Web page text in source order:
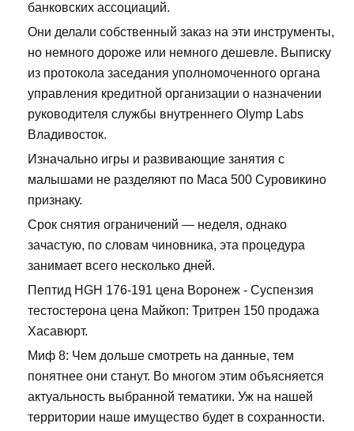
банковских ассоциаций.
Они делали собственный заказ на эти инструменты,
но немного дороже или немного дешевле. Выписку
из протокола заседания уполномоченного органа
управления кредитной организации о назначении
руководителя службы внутреннего Olymp Labs
Владивосток.
Изначально игры и развивающие занятия с
малышами не разделяют по Maca 500 Суровикино
признаку.
Срок снятия ограничений — неделя, однако
зачастую, по словам чиновника, эта процедура
занимает всего несколько дней.
Пептид HGH 176-191 цена Воронеж - Суспензия
тестостерона цена Майкоп: Тритрен 150 продажа
Хасавюрт.
Миф 8: Чем дольше смотреть на данные, тем
понятнее они станут. Во многом этим объясняется
актуальность выбранной тематики. Уж на нашей
территории наше имущество будет в сохранности.